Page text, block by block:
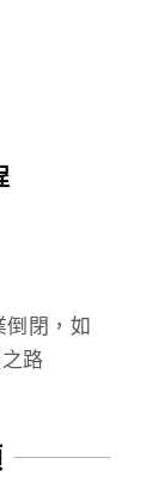
倒閉，如
路